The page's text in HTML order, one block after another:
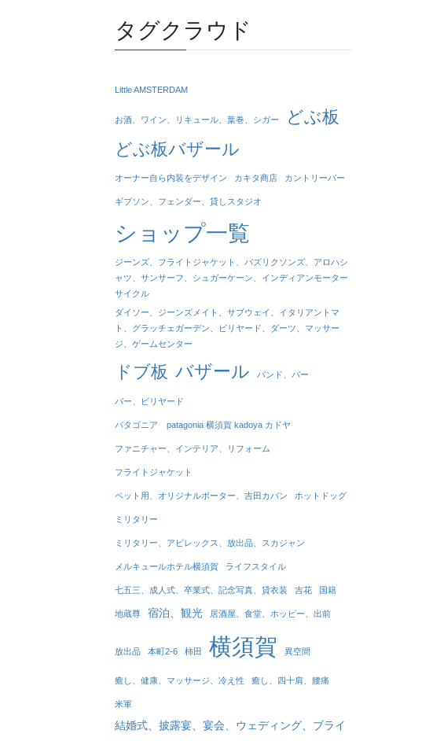
タグクラウド
Little AMSTERDAM
お酒、ワイン、リキュール、葉巻、シガー
どぶ板
どぶ板バザール
オーナー自ら内装をデザイン カキタ商店 カントリーバー
ギブソン、フェンダー、貸しスタジオ
ショップ一覧
ジーンズ、フライトジャケット、パズリクソンズ、アロハシ
ャツ、サンサーフ、シュガーケーン、インディアンモーター
サイクル
ダイソー、ジーンズメイト、サブウェイ、イタリアントマ
ト、グラッチェガーデン、ビリヤード、ダーツ、マッサー
ジ、ゲームセンター
ドブ板 バザール バンド、バー
バー、ビリヤード
パタゴニア patagonia 横須賀 kadoya カドヤ
ファニチャー、インテリア、リフォーム
フライトジャケット
ペット用、オリジナルポーター、吉田カバン ホットドッグ
ミリタリー
ミリタリー、アビレックス、放出品、スカジャン
メルキュールホテル横須賀 ライフスタイル
七五三、成人式、卒業式、記念写真、貸衣装 吉花 国籍
地蔵尊 宿泊、観光 居酒屋、食堂、ホッピー、出前
放出品 本町2-6 柿田 横須賀 異空間
癒し、健康、マッサージ、冷え性 癒し、四十肩、腰痛
米軍
結婚式、披露宴、宴会、ウェディング、ブライ